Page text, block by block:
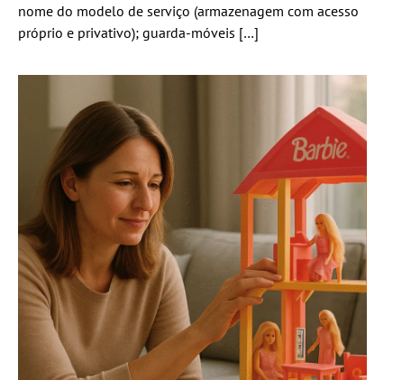
nome do modelo de serviço (armazenagem com acesso
próprio e privativo); guarda-móveis […]